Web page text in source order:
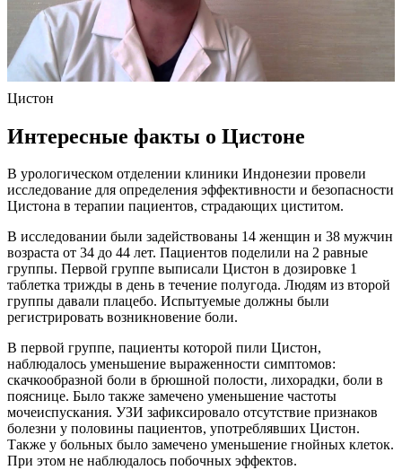
Цистон
Интересные факты о Цистоне
В урологическом отделении клиники Индонезии провели
исследование для определения эффективности и безопасности
Цистона в терапии пациентов, страдающих циститом.
В исследовании были задействованы 14 женщин и 38 мужчин
возраста от 34 до 44 лет. Пациентов поделили на 2 равные
группы. Первой группе выписали Цистон в дозировке 1
таблетка трижды в день в течение полугода. Людям из второй
группы давали плацебо. Испытуемые должны были
регистрировать возникновение боли.
В первой группе, пациенты которой пили Цистон,
наблюдалось уменьшение выраженности симптомов:
скачкообразной боли в брюшной полости, лихорадки, боли в
пояснице. Было также замечено уменьшение частоты
мочеиспускания. УЗИ зафиксировало отсутствие признаков
болезни у половины пациентов, употреблявших Цистон.
Также у больных было замечено уменьшение гнойных клеток.
При этом не наблюдалось побочных эффектов.